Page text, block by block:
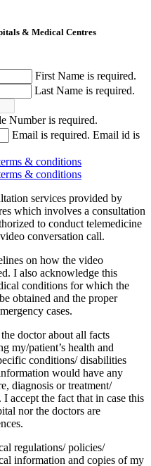
& Medical Centres
First Name is required.
Last Name is required.
Number is required.
Email is required. Email id is
& conditions
& conditions
services provided by
which involves a consultation
to conduct telemedicine
conversation call.
on how the video
I also acknowledge this
conditions for which the
obtained and the proper
cases.
doctor about all facts
my/patient’s health and
conditions/ disabilities
would have any
diagnosis or treatment/
accept the fact that in case this
nor the doctors are
regulations/ policies/
information and copies of my